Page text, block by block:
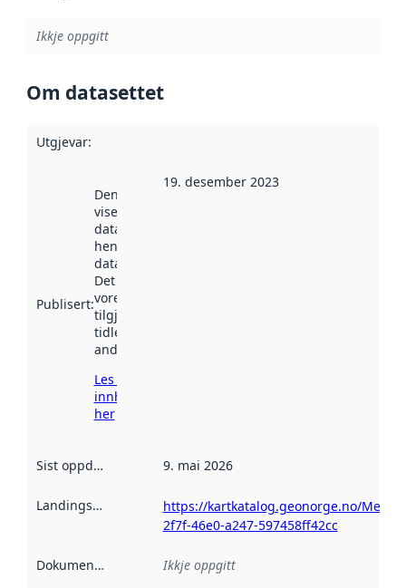
Ikkje oppgitt
Om datasettet
Utgjevar:
Publisert:
Denne datoen
viser når
datasettet vart
henta inn av
data.norge.no.
Det kan ha
vore
tilgjengeleg
tidlegare
andre stader.
Les meir om
innhenting
her
19. desember 2023
Sist oppdatert 9. mai 2026
Landingsside
https://kartkatalog.geonorge.no/
2f7f-46e0-a247-597458ff42cc
Dokumentasjon Ikkje oppgitt